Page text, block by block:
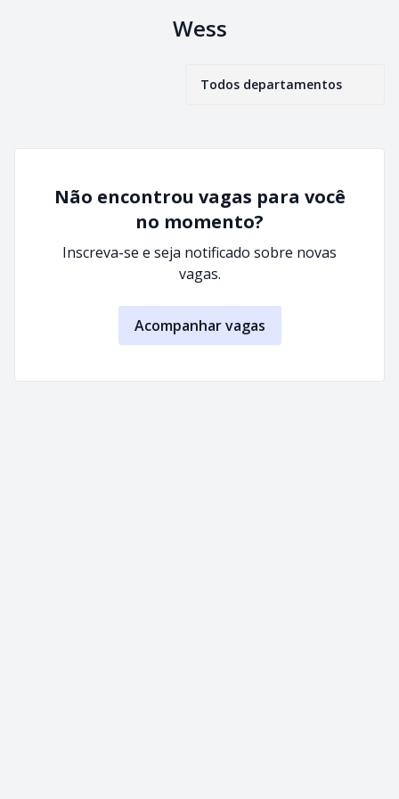
Wess
Todos departamentos
Não encontrou vagas para você
no momento?
Inscreva-se e seja notificado sobre novas
vagas.
Acompanhar vagas